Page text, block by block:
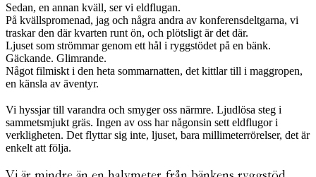
Sedan, en annan kväll, ser vi eldflugan.
På kvällspromenad, jag och några andra av konferensdeltgarna, vi
traskar den där kvarten runt ön, och plötsligt är det där.
Ljuset som strömmar genom ett hål i ryggstödet på en bänk.
Gäckande. Glimrande.
Något filmiskt i den heta sommarnatten, det kittlar till i maggropen,
en känsla av äventyr.
Vi hyssjar till varandra och smyger oss närmre. Ljudlösa steg i
sammetsmjukt gräs. Ingen av oss har någonsin sett eldflugor i
verkligheten. Det flyttar sig inte, ljuset, bara millimeterrörelser, det är
enkelt att följa.